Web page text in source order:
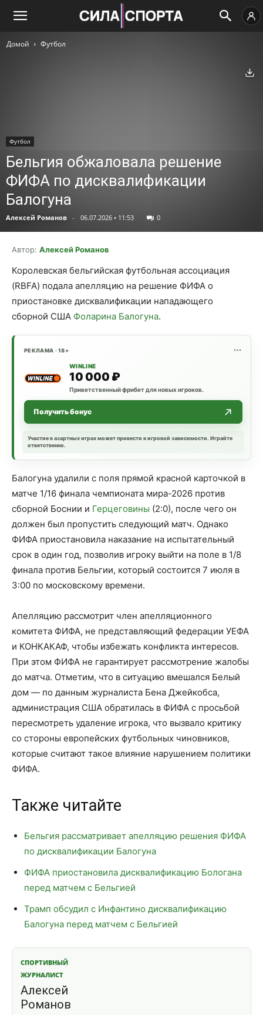
Домой Футбол
Футбол
Бельгия обжаловала решение
ФИФА по дисквалификации
Балогуна
Алексей Романов - 06.07.2026 • 11:53 0
Автор: Алексей Романов
Королевская бельгийская футбольная ассоциация
(RBFA) подала апелляцию на решение ФИФА о
приостановке дисквалификации нападающего
сборной США Фоларина Балогуна.
РЕКЛАМА · 18+
WINLINE
10 000 ₽
Приветственный фрибет для новых игроков.
Получить бонус
Участие в азартных играх может привести к игровой зависимости. Играйте
ответственно.
Балогуна удалили с поля прямой красной карточкой в
матче 1/16 финала чемпионата мира-2026 против
сборной Боснии и Герцеговины (2:0), после чего он
должен был пропустить следующий матч. Однако
ФИФА приостановила наказание на испытательный
срок в один год, позволив игроку выйти на поле в 1/8
финала против Бельгии, который состоится 7 июля в
3:00 по московскому времени.
Апелляцию рассмотрит член апелляционного
комитета ФИФА, не представляющий федерации УЕФА
и КОНКАКАФ, чтобы избежать конфликта интересов.
При этом ФИФА не гарантирует рассмотрение жалобы
до матча. Отметим, что в ситуацию вмешался Белый
дом — по данным журналиста Бена Джейкобса,
администрация США обратилась в ФИФА с просьбой
пересмотреть удаление игрока, что вызвало критику
со стороны европейских футбольных чиновников,
которые считают такое влияние нарушением политики
ФИФА.
Также читайте
Бельгия рассматривает апелляцию решения ФИФА
по дисквалификации Балогуна
ФИФА приостановила дисквалификацию Бологана
перед матчем с Бельгией
Трамп обсудил с Инфантино дисквалификацию
Балогуна перед матчем с Бельгией
СПОРТИВНЫЙ
ЖУРНАЛИСТ
Алексей
Романов